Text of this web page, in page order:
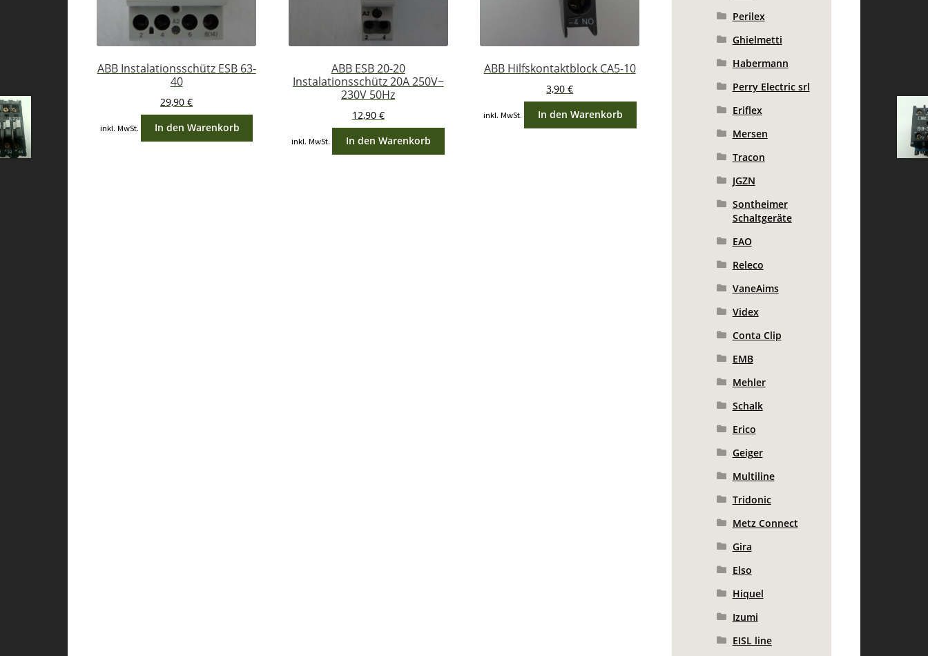
ABB Instalationsschütz ESB 63-
40
29,90€
inkl. MwSt. In den Warenkorb
ABB ESB 20-20
Instalationsschütz 20A 250V~
230V 50Hz
12,90 €
inkl. MwSt. In den Warenkorb
ABB Hilfskontaktblock CA5-10
3,90€
inkl. MwSt. In den Warenkorb
Perilex
Ghielmetti
Habermann
Perry Electric srl
Eriflex
Mersen
Tracon
JGZN
Sontheimer
Schaltgeräte
EAO
Releco
VaneAims
Videx
Conta Clip
EMB
Mehler
Schalk
Erico
Geiger
Multiline
Tridonic
Metz Connect
Gira
Elso
Hiquel
Izumi
EISL line